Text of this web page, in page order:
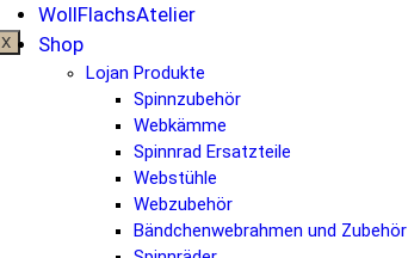
X
WollFlachsAtelier
Shop
Lojan Produkte
Spinnzubehör
Webkämme
Spinnrad Ersatzteile
Webstühle
Webzubehör
Bändchenwebrahmen und Zubehör